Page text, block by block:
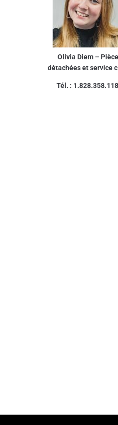
Olivia Diem –
détachées et service
Tél. :